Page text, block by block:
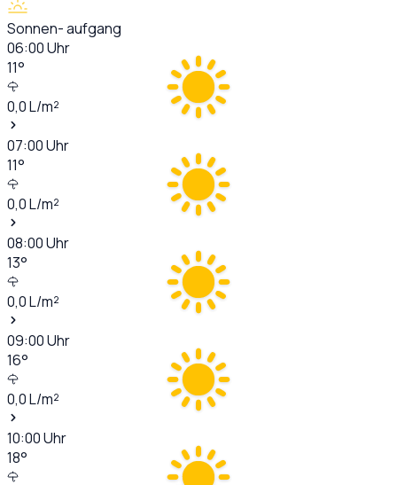
Sonnen- aufgang
06:00Uhr
11°
0,0L/m²
07:00Uhr
11°
0,0L/m²
08:00Uhr
13°
0,0L/m²
09:00Uhr
16°
0,0L/m²
10:00Uhr
18°